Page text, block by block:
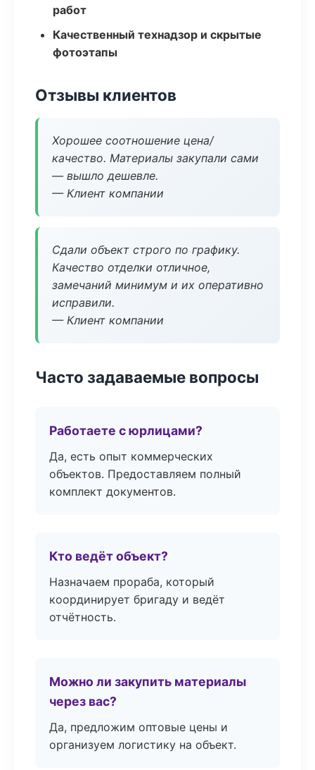
работ
Качественный технадзор и скрытые
фотоэтапы
Отзывы клиентов
Хорошее соотношение цена/
качество. Материалы закупали сами
— вышло дешевле.
— Клиент компании
Сдали объект строго по графику.
Качество отделки отличное,
замечаний минимум и их оперативно
исправили.
— Клиент компании
Часто задаваемые вопросы
Работаете с юрлицами?
Да, есть опыт коммерческих
объектов. Предоставляем полный
комплект документов.
Кто ведёт объект?
Назначаем прораба, который
координирует бригаду и ведёт
отчётность.
Можно ли закупить материалы
через вас?
Да, предложим оптовые цены и
организуем логистику на объект.